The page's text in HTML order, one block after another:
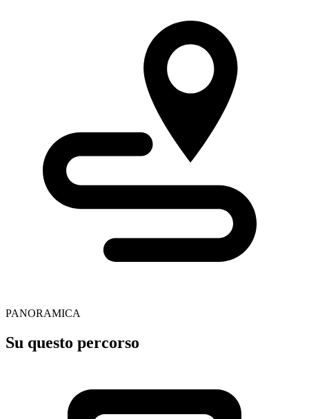
PANORAMICA
Su questo percorso